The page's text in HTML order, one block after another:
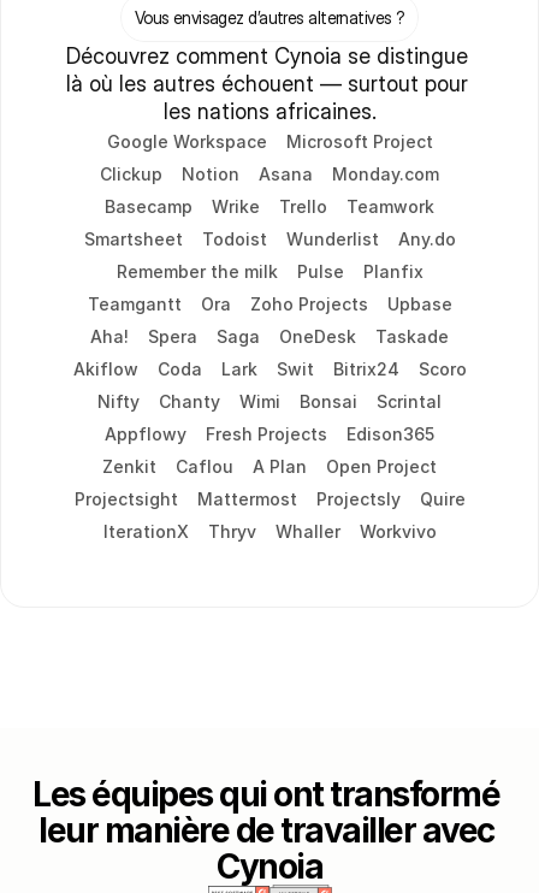
Vous envisagez d’autres alternatives ?
Découvrez comment Cynoia se distingue
là où les autres échouent — surtout pour
les nations africaines.
Google Workspace
Microsoft Project
Clickup
Notion Asana
Monday.com
Basecamp
Wrike Trello
Teamwork
Smartsheet
Todoist Wunderlist
Any.do
Remember the milk
Pulse
Planfix
Teamgantt
Ora Zoho Projects
Upbase
Aha!
Spera Saga OneDesk
Taskade
Akiflow
Coda Lark Swit Bitrix24
Scoro
Nifty
Chanty Wimi Bonsai
Scrintal
Appflowy
Fresh Projects
Edison365
Zenkit
Caflou A Plan
Open Project
Projectsight
Mattermost Projectsly
Quire
IterationX
Thryv Whaller Workvivo
Les équipes qui ont transformé
leur manière de travailler avec
Cynoia